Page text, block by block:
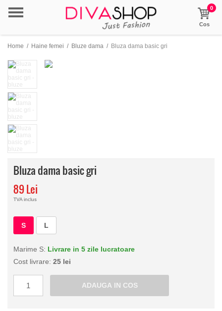
0
Cos
Home / Haine femei / Bluze dama / Bluza dama basic gri
Bluza dama basic gri
89 Lei
TVA inclus
S L
Marime S: Livrare in 5 zile lucratoare
Cost livrare: 25 lei